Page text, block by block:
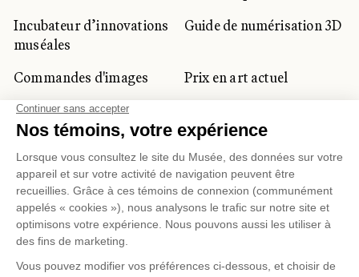
Incubateur d’innovations
muséales
Guide de numérisation 3D
Commandes d'images
Prix en art actuel
Prix Lynne-Cohen
CLIENTÈLE CORPORATIVE
ET PRIVÉE
Location d'espaces
Activités corporatives
professionnels du